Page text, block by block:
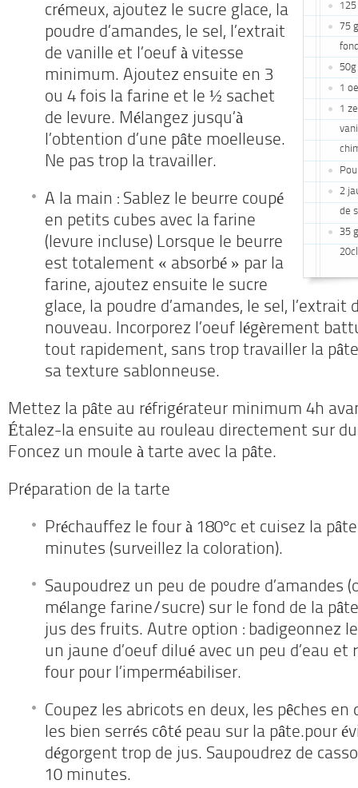
75
50g
1
1
2
de
35
crémeux, ajoutez le sucre glace, la
poudre d’amandes, le sel, l’extrait
de vanille et l’oeuf à vitesse
minimum. Ajoutez ensuite en 3
ou 4 fois la farine et le ½ sachet
de levure. Mélangez jusqu’à
l’obtention d’une pâte moelleuse.
Ne pas trop la travailler.
A la main : Sablez le beurre coupé
en petits cubes avec la farine
(levure incluse) Lorsque le beurre
est totalement « absorbé » par la
farine, ajoutez ensuite le sucre
glace, la poudre d’amandes, le sel, l’extrait
nouveau. Incorporez l’oeuf légèrement
tout rapidement, sans trop travailler la pâte
sa texture sablonneuse.
Mettez la pâte au réfrigérateur minimum 4h
Étalez-la ensuite au rouleau directement sur
Foncez un moule à tarte avec la pâte.
Préparation de la tarte
Préchauffez le four à 180°c et cuisez la
minutes (surveillez la coloration).
Saupoudrez un peu de poudre d’amandes
mélange farine/sucre) sur le fond de la
jus des fruits. Autre option : badigeonnez
un jaune d’oeuf dilué avec un peu d’eau et
four pour l’imperméabiliser.
Coupez les abricots en deux, les pêches
les bien serrés côté peau sur la pâte.pour
dégorgent trop de jus. Saupoudrez de
10 minutes.